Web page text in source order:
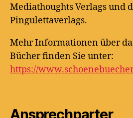
Mediathoughts Verlags und
Pingulettaverlags.
Mehr Informationen über
Bücher finden Sie unter:
https://
Ansprechparter